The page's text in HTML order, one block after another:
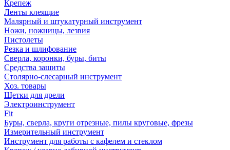
Крепеж
Ленты клеящие
Малярный и штукатурный инструмент
Ножи, ножницы, лезвия
Пистолеты
Резка и шлифование
Сверла, коронки, буры, биты
Средства защиты
Столярно-слесарный инструмент
Хоз. товары
Щетки для дрели
Электроинструмент
Fit
Буры, сверла, круги отрезные, пилы круговые, фрезы
Измерительный инструмент
Инструмент для работы с кафелем и стеклом